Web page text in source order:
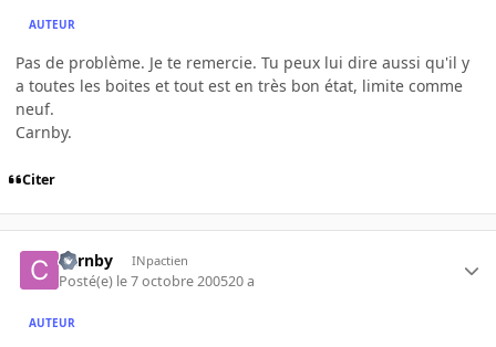
AUTEUR
Pas de problème. Je te remercie. Tu peux lui dire aussi qu'il y
a toutes les boites et tout est en très bon état, limite comme
neuf.
Carnby.
Citer
Carnby INpactien
Posté(e) le 7 octobre 200520 a
AUTEUR